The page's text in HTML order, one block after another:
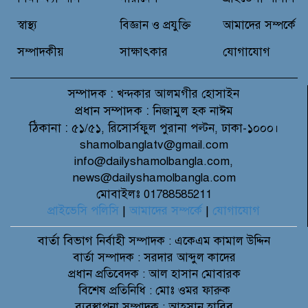
স্বাস্থ্য
সম্পাদকীয়
বিজ্ঞান ও প্রযুক্তি
সাক্ষাৎকার
আমাদের সম্পর্কে
যোগাযোগ
সম্পাদক : খন্দকার আলমগীর হোসাইন
প্রধান সম্পাদক : নিজামুল হক নাঈম
ঠিকানা : ৫১/৫১, রিসোর্সফুল পুরানা পল্টন, ঢাকা-১০০০।
shamolbanglatv@gmail.com
info@dailyshamolbangla.com,
news@dailyshamolbangla.com
মোবাইলঃ 01788585211
প্রাইভেসি পলিসি | আমাদের সম্পর্কে | যোগাযোগ
বার্তা বিভাগনির্বাহী সম্পাদক : একেএম কামাল উদ্দিন
বার্তা সম্পাদক : সরদার আব্দুল কাদের
প্রধান প্রতিবেদক : আল হাসান মোবারক
বিশেষ প্রতিনিধি : মোঃ ওমর ফারুক